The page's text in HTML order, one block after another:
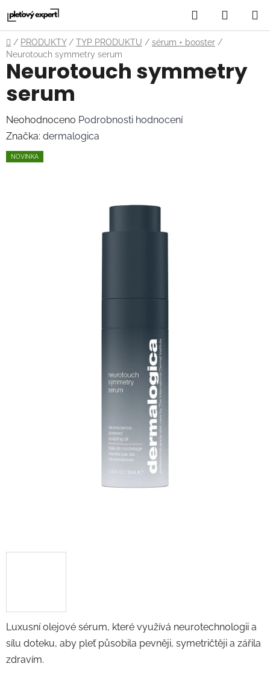
na
obsah
Hledat
KOŠÍK
Domů
/ PRODUKTY / TYP PRODUKTU / sérum + booster /
Neurotouch symmetry serum
Luxusní olejové sérum, které využívá neurotechnologii a
sílu doteku, aby pleť působila pevněji, symetričtěji a zářila
zdravím.
Neurotouch symmetry
serum
Průměrné
hodnocení
produktu
Neohodnoceno Podrobnosti hodnocení
Značka: dermalogica
NOVINKA